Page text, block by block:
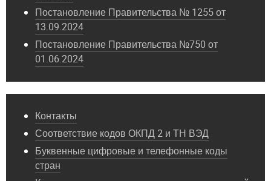
Постановление Правительства № 1255 от
13.09.2024
Постановление Правительства №750 от
01.06.2024
Контакты
Соответствие кодов ОКПД 2 и ТН ВЭД
Буквенные цифровые и телефонные коды
стран